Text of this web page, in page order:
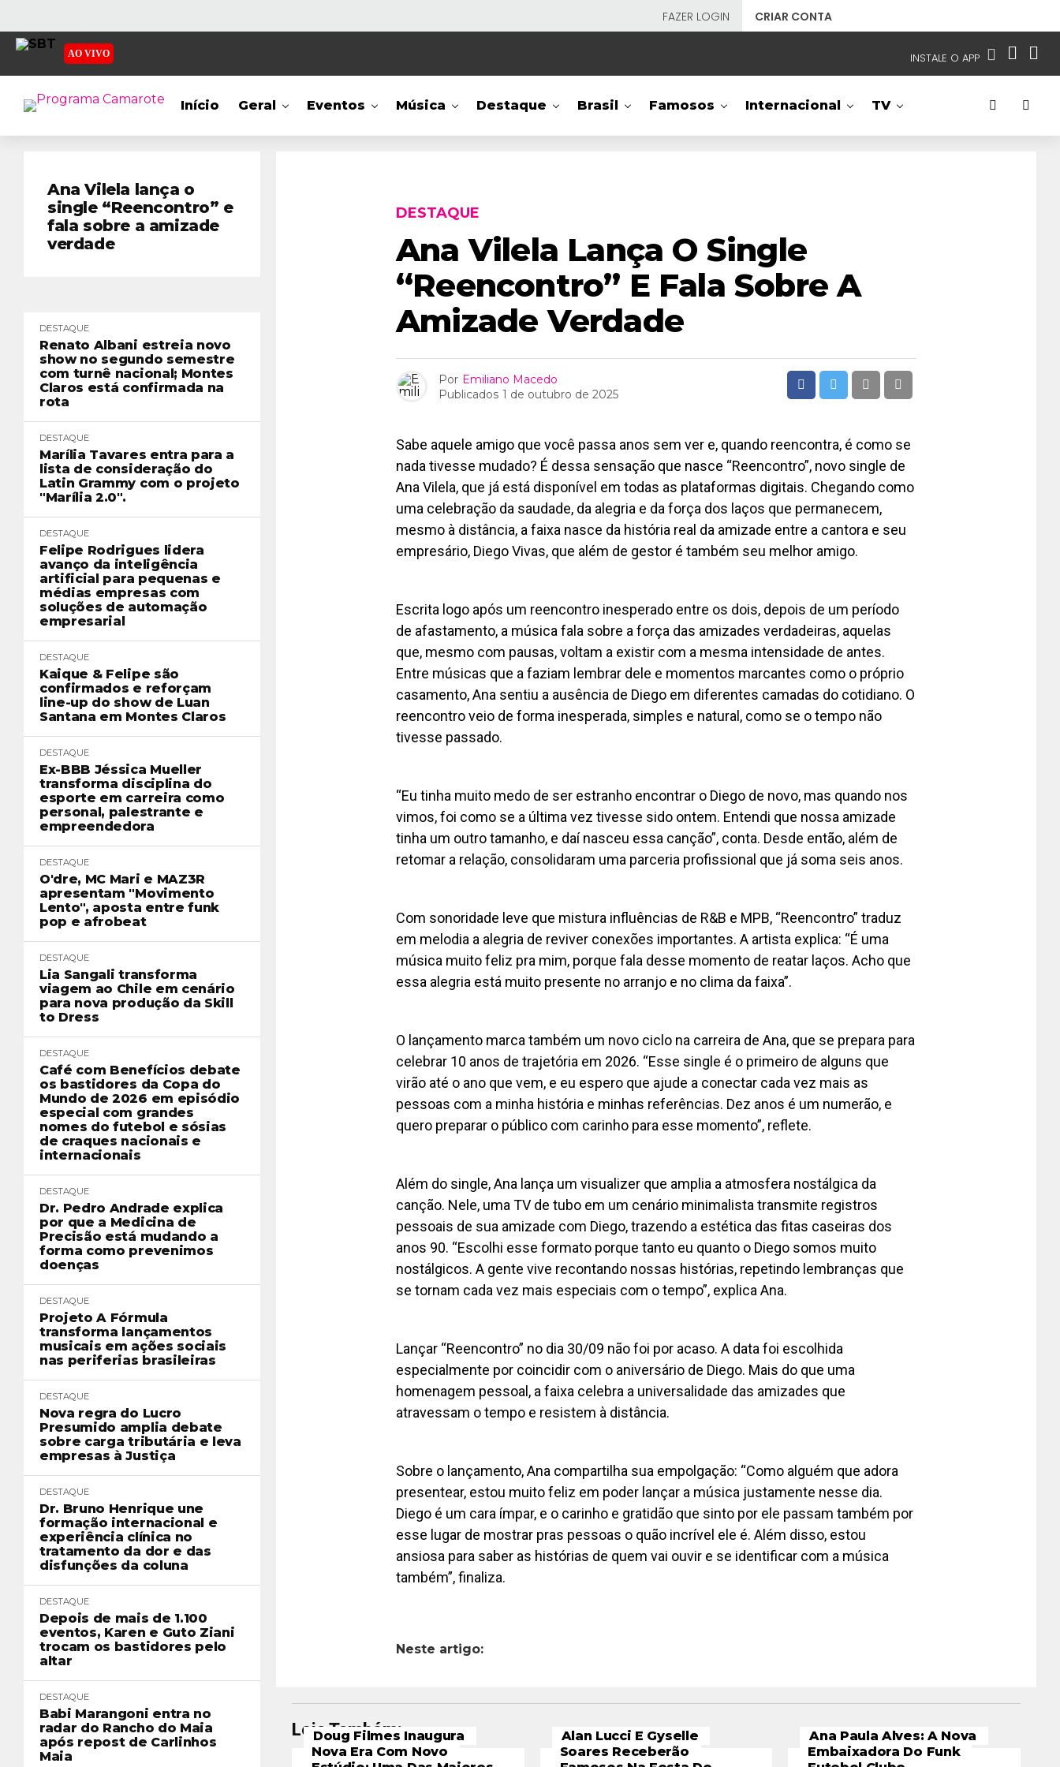
FAZER LOGIN CRIAR CONTA
AO VIVO INSTALE O APP
NOSSAS REDES APP TV SBT
Início Geral Eventos Música Destaque Brasil Famosos Internacional TV
Ana Vilela lança o
single “Reencontro” e
fala sobre a amizade
verdade
DESTAQUE
Renato Albani estreia novo
show no segundo semestre
com turnê nacional; Montes
Claros está confirmada na
rota
DESTAQUE
Marília Tavares entra para a
lista de consideração do
Latin Grammy com o projeto
"Marília 2.0".
DESTAQUE
Felipe Rodrigues lidera
avanço da inteligência
artificial para pequenas e
médias empresas com
soluções de automação
empresarial
DESTAQUE
Kaique & Felipe são
confirmados e reforçam
line-up do show de Luan
Santana em Montes Claros
DESTAQUE
Ex-BBB Jéssica Mueller
transforma disciplina do
esporte em carreira como
personal, palestrante e
empreendedora
DESTAQUE
O'dre, MC Mari e MAZ3R
apresentam "Movimento
Lento", aposta entre funk
pop e afrobeat
DESTAQUE
Lia Sangali transforma
viagem ao Chile em cenário
para nova produção da Skill
to Dress
DESTAQUE
Café com Benefícios debate
os bastidores da Copa do
Mundo de 2026 em episódio
especial com grandes
nomes do futebol e sósias
de craques nacionais e
internacionais
DESTAQUE
Dr. Pedro Andrade explica
por que a Medicina de
Precisão está mudando a
forma como prevenimos
doenças
DESTAQUE
Projeto A Fórmula
transforma lançamentos
musicais em ações sociais
nas periferias brasileiras
DESTAQUE
Nova regra do Lucro
Presumido amplia debate
sobre carga tributária e leva
empresas à Justiça
DESTAQUE
Dr. Bruno Henrique une
formação internacional e
experiência clínica no
tratamento da dor e das
disfunções da coluna
DESTAQUE
Depois de mais de 1.100
eventos, Karen e Guto Ziani
trocam os bastidores pelo
altar
DESTAQUE
Babi Marangoni entra no
radar do Rancho do Maia
após repost de Carlinhos
Maia
DESTAQUE
Ana Vilela Lança O Single
“Reencontro” E Fala Sobre A
Amizade Verdade
Por Emiliano Macedo
Publicados 1 de outubro de 2025
Sabe aquele amigo que você passa anos sem ver e, quando reencontra, é como se
nada tivesse mudado? É dessa sensação que nasce “Reencontro”, novo single de
Ana Vilela, que já está disponível em todas as plataformas digitais. Chegando como
uma celebração da saudade, da alegria e da força dos laços que permanecem,
mesmo à distância, a faixa nasce da história real da amizade entre a cantora e seu
empresário, Diego Vivas, que além de gestor é também seu melhor amigo.
Escrita logo após um reencontro inesperado entre os dois, depois de um período
de afastamento, a música fala sobre a força das amizades verdadeiras, aquelas
que, mesmo com pausas, voltam a existir com a mesma intensidade de antes.
Entre músicas que a faziam lembrar dele e momentos marcantes como o próprio
casamento, Ana sentiu a ausência de Diego em diferentes camadas do cotidiano. O
reencontro veio de forma inesperada, simples e natural, como se o tempo não
tivesse passado.
“Eu tinha muito medo de ser estranho encontrar o Diego de novo, mas quando nos
vimos, foi como se a última vez tivesse sido ontem. Entendi que nossa amizade
tinha um outro tamanho, e daí nasceu essa canção”, conta. Desde então, além de
retomar a relação, consolidaram uma parceria profissional que já soma seis anos.
Com sonoridade leve que mistura influências de R&B e MPB, “Reencontro” traduz
em melodia a alegria de reviver conexões importantes. A artista explica: “É uma
música muito feliz pra mim, porque fala desse momento de reatar laços. Acho que
essa alegria está muito presente no arranjo e no clima da faixa”.
O lançamento marca também um novo ciclo na carreira de Ana, que se prepara para
celebrar 10 anos de trajetória em 2026. “Esse single é o primeiro de alguns que
virão até o ano que vem, e eu espero que ajude a conectar cada vez mais as
pessoas com a minha história e minhas referências. Dez anos é um numerão, e
quero preparar o público com carinho para esse momento”, reflete.
Além do single, Ana lança um visualizer que amplia a atmosfera nostálgica da
canção. Nele, uma TV de tubo em um cenário minimalista transmite registros
pessoais de sua amizade com Diego, trazendo a estética das fitas caseiras dos
anos 90. “Escolhi esse formato porque tanto eu quanto o Diego somos muito
nostálgicos. A gente vive recontando nossas histórias, repetindo lembranças que
se tornam cada vez mais especiais com o tempo”, explica Ana.
Lançar “Reencontro” no dia 30/09 não foi por acaso. A data foi escolhida
especialmente por coincidir com o aniversário de Diego. Mais do que uma
homenagem pessoal, a faixa celebra a universalidade das amizades que
atravessam o tempo e resistem à distância.
Sobre o lançamento, Ana compartilha sua empolgação: “Como alguém que adora
presentear, estou muito feliz em poder lançar a música justamente nesse dia.
Diego é um cara ímpar, e o carinho e gratidão que sinto por ele passam também por
esse lugar de mostrar pras pessoas o quão incrível ele é. Além disso, estou
ansiosa para saber as histórias de quem vai ouvir e se identificar com a música
também”, finaliza.
Neste artigo:
Leia Também:
Doug Filmes Inaugura
Nova Era Com Novo
Alan Lucci E Gyselle
Soares Receberão
Ana Paula Alves: A Nova
Embaixadora Do Funk